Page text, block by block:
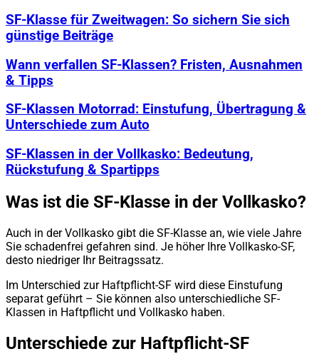
SF-Klasse für Zweitwagen: So sichern Sie sich
günstige Beiträge
Wann verfallen SF-Klassen? Fristen, Ausnahmen
& Tipps
SF-Klassen Motorrad: Einstufung, Übertragung &
Unterschiede zum Auto
SF-Klassen in der Vollkasko: Bedeutung,
Rückstufung & Spartipps
Was ist die SF-Klasse in der Vollkasko?
Auch in der Vollkasko gibt die SF-Klasse an, wie viele Jahre
Sie schadenfrei gefahren sind. Je höher Ihre Vollkasko-SF,
desto niedriger Ihr Beitragssatz.
Im Unterschied zur Haftpflicht-SF wird diese Einstufung
separat geführt – Sie können also unterschiedliche SF-
Klassen in Haftpflicht und Vollkasko haben.
Unterschiede zur Haftpflicht-SF